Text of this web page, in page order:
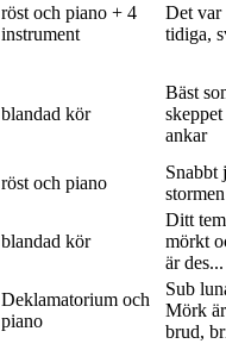
röst och piano + 4
instrument
Det var
tidiga,
blandad kör
Bäst
ankar
röst och piano
Snabbt
blandad kör
Ditt
mörkt
är des...
Deklamatorium och
piano
Sub
Mörk
brud,